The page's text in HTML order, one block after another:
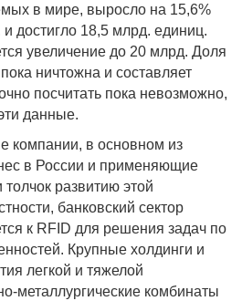
в мире, выросло на 15,6%
достигло 18,5 млрд. единиц.
увеличение до 20 млрд. Доля
ничтожна и составляет
посчитать пока невозможно,
данные.
компании, в основном из
в России и применяющие
развитию этой
банковский сектор
к RFID для решения задач по
Крупные холдинги и
легкой и тяжелой
металлургические комбинаты